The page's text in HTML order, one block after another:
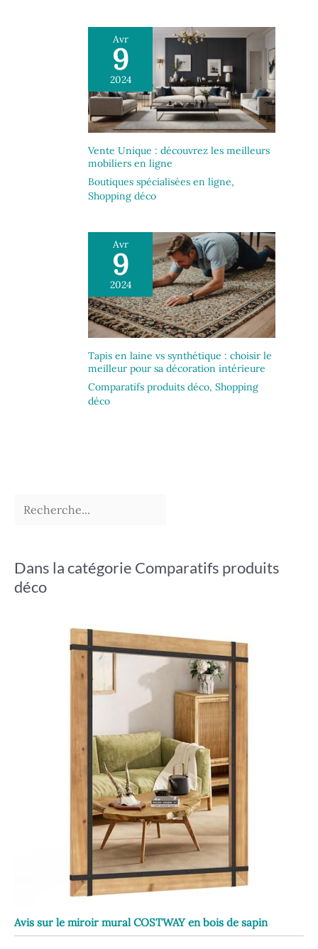
Avr
9
2024
Vente Unique : découvrez les meilleurs
mobiliers en ligne
Boutiques spécialisées en ligne,
Shopping déco
Avr
9
2024
Tapis en laine vs synthétique : choisir le
meilleur pour sa décoration intérieure
Comparatifs produits déco, Shopping
déco
Dans la catégorie Comparatifs produits
déco
Avis sur le miroir mural COSTWAY en bois de sapin